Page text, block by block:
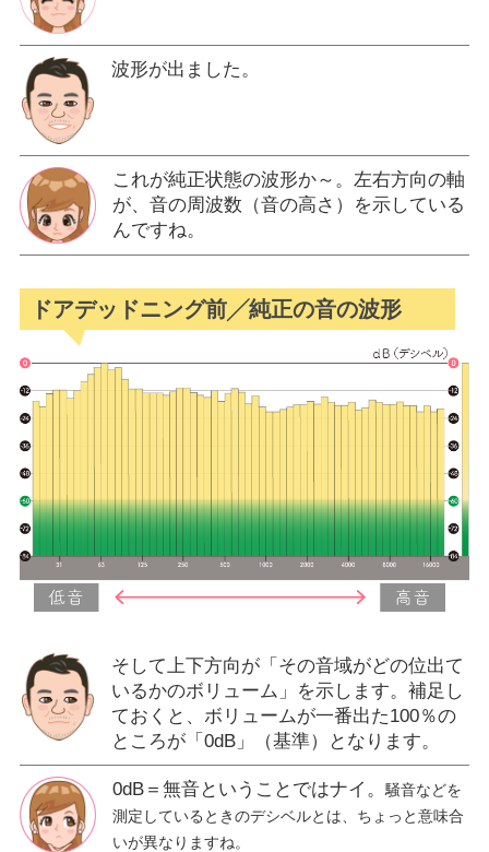
波形が出ました。
これが純正状態の波形か～。左右方向の軸
が、音の周波数（音の高さ）を示している
んですね。
ドアデッドニング前╱純正の音の波形
そして上下方向が「その音域がどの位出て
いるかのボリューム」を示します。補足し
ておくと、ボリュームが一番出た100％の
ところが「0dB」（基準）となります。
0dB＝無音ということではナイ。騒音などを
測定しているときのデシベルとは、ちょっと意味合
いが異なりますね。